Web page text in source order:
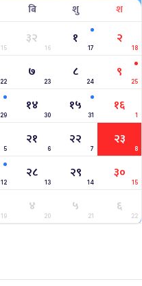
बि शु श
15
३२
16
१
17
२
18
22
७
23
८
24
९
25
29
१४
30
१५
31
१६
1
5
२१
6
२२
7
२३
8
12
२८
13
२९
14
३०
15
19
४
20
५
21
६
22